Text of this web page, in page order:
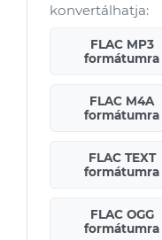
konvertálhatja:
FLAC MP3
formátumra
FLAC M4A
formátumra
FLAC TEXT
formátumra
FLAC OGG
formátumra